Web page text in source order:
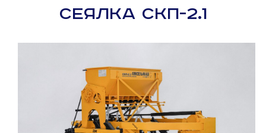
СЕЯЛКА СКП-2.1